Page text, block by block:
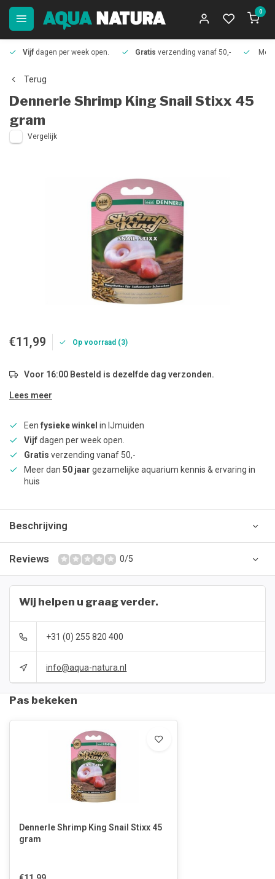
0
Vijf dagen per week open. Gratis verzending vanaf 50,-
Terug
Dennerle Shrimp King Snail Stixx 45
gram
Vergelijk
€11,99 Op voorraad (3)
Voor 16:00 Besteld is dezelfde dag verzonden.
Lees meer
Een fysieke winkel in IJmuiden
Vijfdagen per week open.
Gratis verzending vanaf 50,-
Meer dan 50 jaar gezamelijke aquarium kennis & ervaring in
huis
Beschrijving
Reviews 0/5
Wij helpen u graag verder.
+31 (0) 255 820 400
info@aqua-natura.nl
Pas bekeken
Dennerle Shrimp King Snail Stixx 45
gram